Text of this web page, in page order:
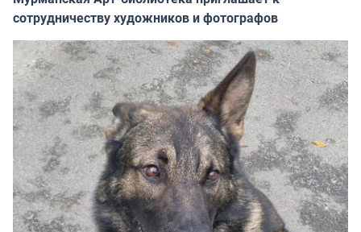
сотрудничеству художников и фотографов